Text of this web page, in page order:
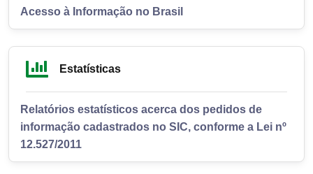
Acesso à Informação no Brasil
Estatísticas
Relatórios estatísticos acerca dos pedidos de
informação cadastrados no SIC, conforme a Lei nº
12.527/2011